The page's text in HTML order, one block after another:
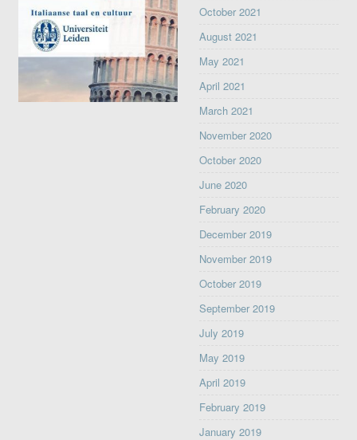
October 2021
August 2021
May 2021
April 2021
March 2021
November 2020
October 2020
June 2020
February 2020
December 2019
November 2019
October 2019
September 2019
July 2019
May 2019
April 2019
February 2019
January 2019